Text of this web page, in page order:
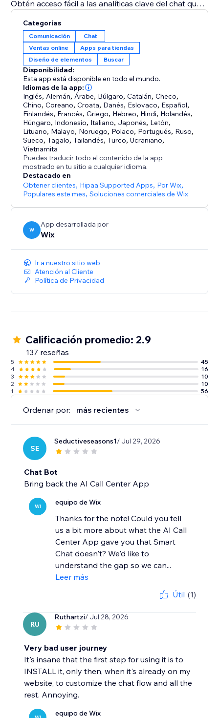
Obtén acceso fácil a las analíticas clave del chat que
sitio y a mejorar tu interacción con ellos para impulsar
las conversiones. Smart Chat también analiza tus
conversaciones para darte sugerencias
personalizadas —clave sobre lo que buscan tus
clientes y cómo puedes mejorar tu negocio.
Anteriormente conocido como Wix Chat de sitio con
IA, Smart Chat ahora se actualiza para incluir chat
online (manual) y está diseñado para reemplazar al
Categorías
Comunicación
Chat
Ventas online
Apps para tiendas
Diseño de elementos
Buscar
Disponibilidad:
Esta app está disponible en todo el mundo.
Idiomas de la app:
Inglés, Alemán, Árabe, Búlgaro,Catalán,Checo,
Chino,Coreano,Croata, Danés, Eslovaco, Español,
Finlandés, Francés,Griego, Hebreo, Hindi, Holandés,
Húngaro, Indonesio, Italiano, Japonés, Letón,
Lituano, Malayo, Noruego, Polaco, Portugués, Ruso,
Sueco,Tagalo,Tailandés,Turco,Ucraniano,
Vietnamita
Puedes traducir todo el contenido de la app
mostrado en tu sitio a cualquier idioma.
Destacado en
Obtener clientes, Hipaa Supported Apps, Por Wix,
Populares este mes,Soluciones comerciales de Wix
W
App desarrollada por
Wix
Ir a nuestro sitio web
Atención al Cliente
Política de Privacidad
Calificación promedio: 2.9
137 reseñas
5
45
4
16
3
10
2
10
1
56
Ordenar por: más recientes
SE
Seductiveseasons1/ Jul 29, 2026
Chat Bot
Bring back the AI Call Center App
WI equipo de Wix
Thanks for the note! Could you tell
us a bit more about what the AI Call
Center App gave you that Smart
Chat doesn't? We'd like to
understand the gap so we can...
Leer más
Útil (1)
RU
Ruthartzi/ Jul 28, 2026
Very bad user journey
It's insane that the first step for using it is to
INSTALL it, only then, when it's already on my
website, to customize the chat flow and all the
rest. Annoying.
equipo de Wix